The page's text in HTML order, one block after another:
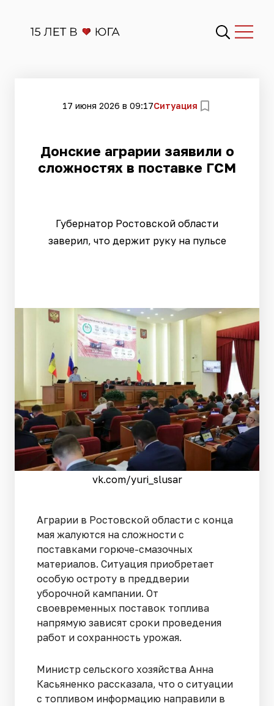
17 июня 2026 в 09:17Ситуация
Донские аграрии заявили о
сложностях в поставке ГСМ
Губернатор Ростовской области
заверил, что держит руку на пульсе
vk.com/yuri_slusar
Аграрии в Ростовской области с конца
мая жалуются на сложности с
поставками горюче-смазочных
материалов. Ситуация приобретает
особую остроту в преддверии
уборочной кампании. От
своевременных поставок топлива
напрямую зависят сроки проведения
работ и сохранность урожая.
Министр сельского хозяйства Анна
Касьяненко рассказала, что о ситуации
с топливом информацию направили в